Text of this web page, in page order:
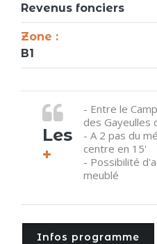
Revenus fonciers
Zone :
B1
Les
+
- Entre le
des Gayeulles
- A 2 pas du
centre en 15'
- Possibilité
meublé
Infos programme